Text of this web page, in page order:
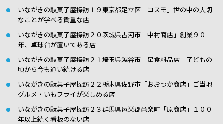
いながきの駄菓子屋探訪１９東京都足立区「コスモ」世の中の大切
なことが学べる貴重な店
いながきの駄菓子屋探訪２０茨城県古河市「中村商店」創業９０
年、卓球台が置いてある店
いながきの駄菓子屋探訪２１埼玉県越谷市「星食料品店」子どもの
頃から今も通い続ける店
いながきの駄菓子屋探訪２２栃木県佐野市「おおつか商店」ご当地
グルメ・いもフライが楽しめる店
いながきの駄菓子屋探訪２３群馬県邑楽郡邑楽町「原商店」１００
年以上続く看板のない店